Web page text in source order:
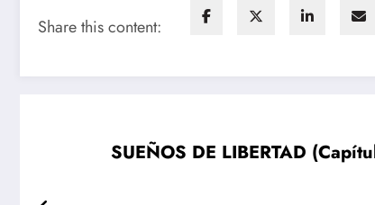
Share this content:
SUEÑOS DE LIBERTAD